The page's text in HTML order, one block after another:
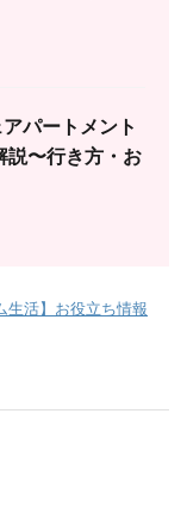
パートメント
説〜行き方・お
生活】お役立ち情報